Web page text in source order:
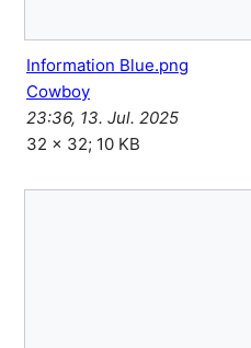
Information Blue.png
Cowboy
23:36, 13. Jul. 2025
32 × 32; 10 KB